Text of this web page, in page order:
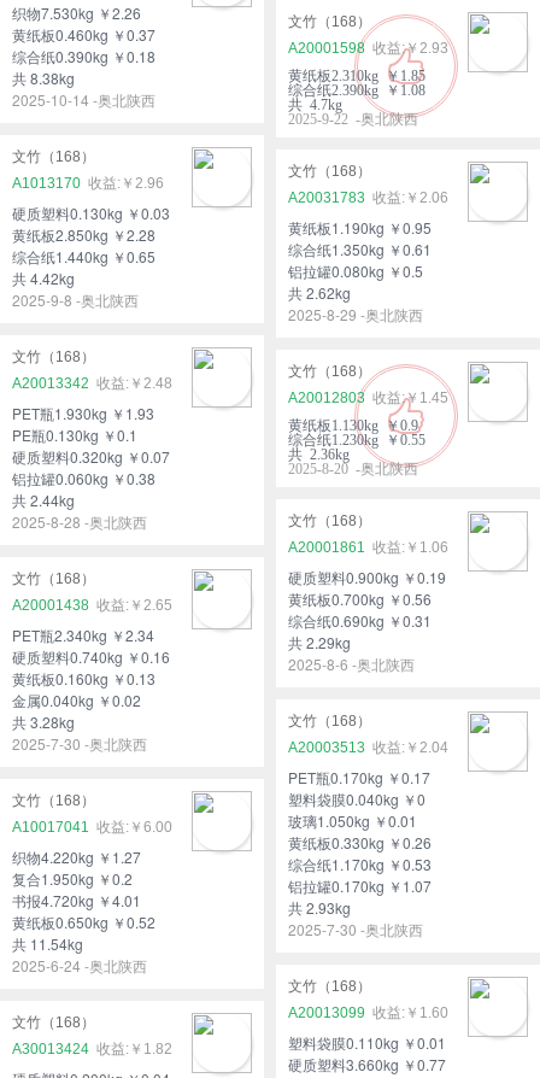
织物7.530kg ￥2.26
黄纸板0.460kg ￥0.37
综合纸0.390kg ￥0.18
共 8.38kg
2025-10-14 -奥北陕西
文竹（168）
A20001598
￥2.93
黄纸板2.310kg ￥1.85
综合纸2.390kg ￥1.08
共 4.7kg
2025-9-22 -奥北陕西
文竹（168）
A1013170
￥2.96
硬质塑料0.130kg ￥0.03
黄纸板2.850kg ￥2.28
综合纸1.440kg ￥0.65
共 4.42kg
2025-9-8 -奥北陕西
文竹（168）
A20031783
￥2.06
黄纸板1.190kg ￥0.95
综合纸1.350kg ￥0.61
铝拉罐0.080kg ￥0.5
共 2.62kg
2025-8-29 -奥北陕西
文竹（168）
A20013342
￥2.48
PET瓶1.930kg ￥1.93
PE瓶0.130kg ￥0.1
硬质塑料0.320kg ￥0.07
铝拉罐0.060kg ￥0.38
共 2.44kg
2025-8-28 -奥北陕西
文竹（168）
A20012803
￥1.45
黄纸板1.130kg ￥0.9
综合纸1.230kg ￥0.55
共 2.36kg
2025-8-20 -奥北陕西
文竹（168）
A20001861
￥1.06
硬质塑料0.900kg ￥0.19
黄纸板0.700kg ￥0.56
综合纸0.690kg ￥0.31
共 2.29kg
2025-8-6 -奥北陕西
文竹（168）
A20001438
￥2.65
PET瓶2.340kg ￥2.34
硬质塑料0.740kg ￥0.16
黄纸板0.160kg ￥0.13
金属0.040kg ￥0.02
共 3.28kg
2025-7-30 -奥北陕西
文竹（168）
A20003513
￥2.04
PET瓶0.170kg ￥0.17
塑料袋膜0.040kg ￥0
玻璃1.050kg ￥0.01
黄纸板0.330kg ￥0.26
综合纸1.170kg ￥0.53
铝拉罐0.170kg ￥1.07
共 2.93kg
2025-7-30 -奥北陕西
文竹（168）
A10017041
￥6.00
织物4.220kg ￥1.27
复合1.950kg ￥0.2
书报4.720kg ￥4.01
黄纸板0.650kg ￥0.52
共 11.54kg
2025-6-24 -奥北陕西
文竹（168）
A20013099
￥1.60
塑料袋膜0.110kg ￥0.01
硬质塑料3.660kg ￥0.77
文竹（168）
A30013424
￥1.82